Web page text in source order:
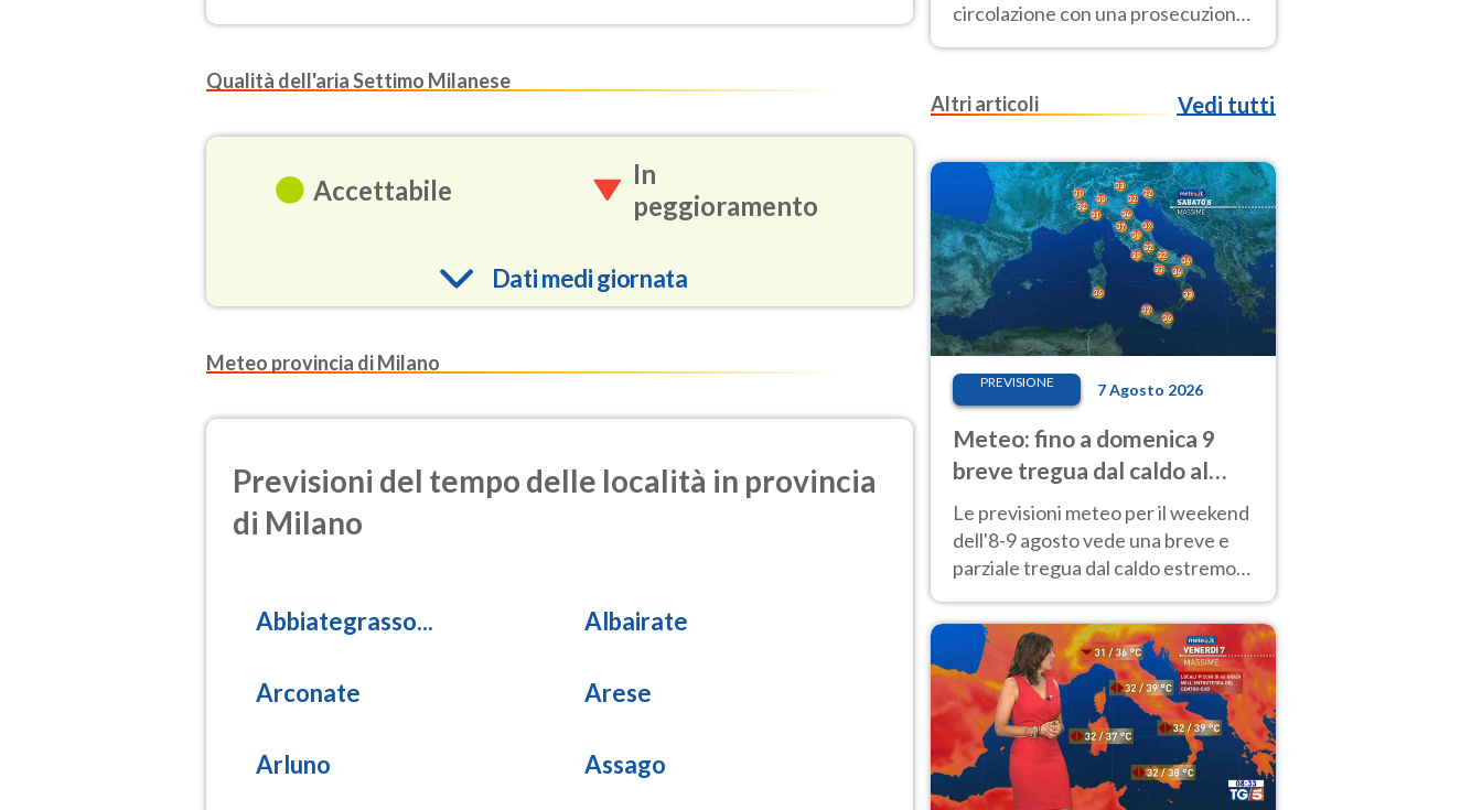
Qualità dell'aria Settimo Milanese
Accettabile
In
peggioramento
Dati medi giornata
O3
(Ozono)
87.0
SO2
Meteo provincia di Milano
Previsioni del tempo delle località in provincia
di Milano
Abbiategrasso... Albairate
Arconate Arese
Arluno Assago
circolazione con una prosecuzione
del caldo fuori scala per molti
Ferragosto
Altri articoli Vedi tutti
PREVISIONE 7 Agosto 2026
Meteo: fino a domenica 9
breve tregua dal caldo al
Nord! Altrove calura e afa
Le previsioni meteo per il weekend
dell'8-9 agosto vede una breve e
parziale tregua dal caldo estremo
40 gradi.